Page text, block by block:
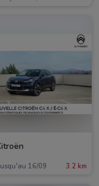
16/09 3.2 km